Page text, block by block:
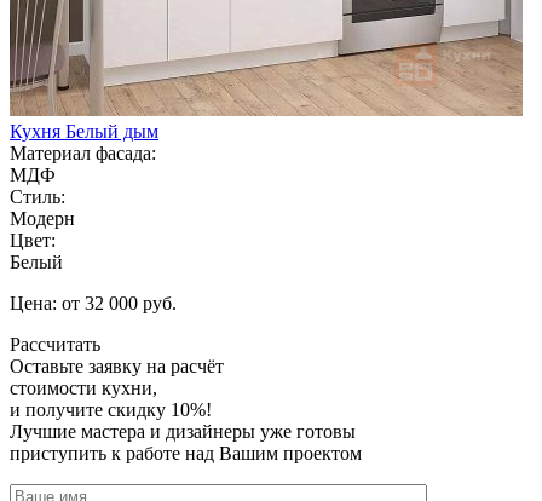
Кухня Белый дым
Материал фасада:
МДФ
Стиль:
Модерн
Цвет:
Белый
Цена: от 32 000 руб.
Рассчитать
Оставьте заявку на расчёт
стоимости кухни,
и получите скидку 10%!
Лучшие мастера и дизайнеры уже готовы
приступить к работе над Вашим проектом